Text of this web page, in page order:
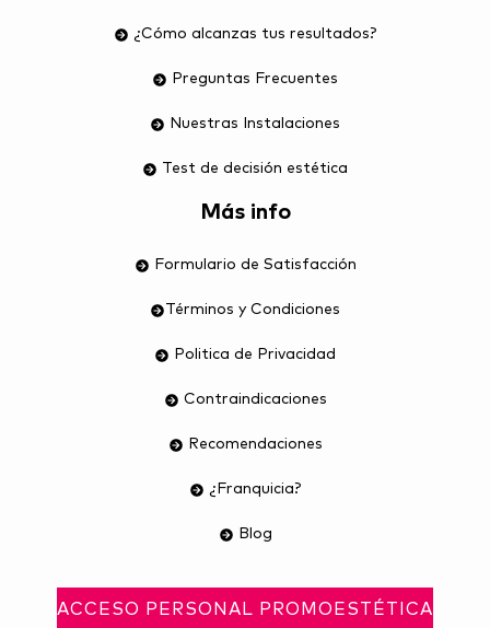
¿Cómo alcanzas tus resultados?
Preguntas Frecuentes
Nuestras Instalaciones
Test de decisión estética
Más info
Formulario de Satisfacción
Términos y Condiciones
Politica de Privacidad
Contraindicaciones
Recomendaciones
¿Franquicia?
Blog
ACCESO PERSONAL PROMOESTÉTICA